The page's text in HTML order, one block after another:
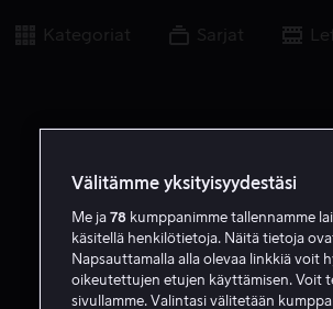
Kategoriat Sarjat
Välitämme yksityisyydestäsi
Me ja 78 kumppanimme tallennamme
käsitellä henkilötietoja. Näitä tietoja
Napsauttamalla alla olevaa linkkiä voit
oikeutettujen etujen käyttämisen. Voit
sivullamme. Valintasi välitetään